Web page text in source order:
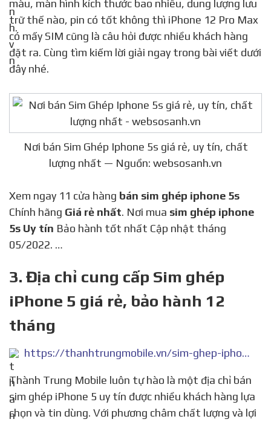
màu, màn hình kích thước bao nhiêu, dung lượng lưu
trữ thế nào, pin có tốt không thì iPhone 12 Pro Max
có mấy SIM cũng là câu hỏi được nhiều khách hàng
đặt ra. Cùng tìm kiếm lời giải ngay trong bài viết dưới
đây nhé.
Nơi bán Sim Ghép Iphone 5s giá rẻ, uy tín, chất
lượng nhất — Nguồn: websosanh.vn
Xem ngay 11 cửa hàng bán sim ghép iphone 5s
Chính hãng Giá rẻ nhất. Nơi mua sim ghép iphone
5s Uy tín Bảo hành tốt nhất Cập nhật tháng
05/2022. …
3. Địa chỉ cung cấp Sim ghép
iPhone 5 giá rẻ, bảo hành 12
tháng
https://thanhtrungmobile.vn/sim-ghep-iphone-5.html
Thành Trung Mobile luôn tự hào là một địa chỉ bán
sim ghép iPhone 5 uy tín được nhiều khách hàng lựa
chọn và tin dùng. Với phương châm chất lượng và lợi